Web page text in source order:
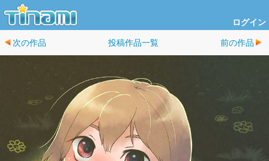
ログイン
次の作品 投稿作品一覧 前の作品